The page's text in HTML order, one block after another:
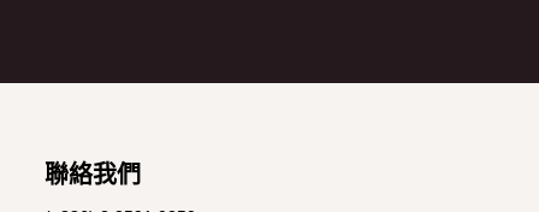
聯絡我們